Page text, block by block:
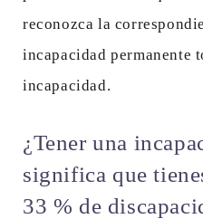
reconozca la
incapacidad permanente
incapacidad.
¿Tener una
significa que
33 % de